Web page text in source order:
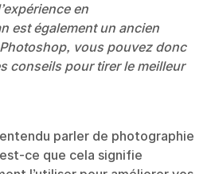
en
est également un ancien
vous pouvez donc
conseils pour tirer le meilleur
parler de photographie
ce que cela signifie